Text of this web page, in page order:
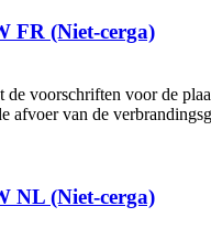
FR (Niet-cerga)
de voorschriften voor de
afvoer van de
NL (Niet-cerga)